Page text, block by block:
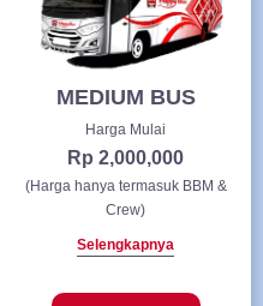
MEDIUM BUS
Harga Mulai
Rp 2,000,000
(Harga hanya termasuk BBM &
Crew)
Selengkapnya